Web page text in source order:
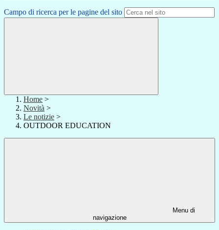
Campo di ricerca per le pagine del sito
Home >
Novità >
Le notizie >
OUTDOOR EDUCATION
Menu di
navigazione